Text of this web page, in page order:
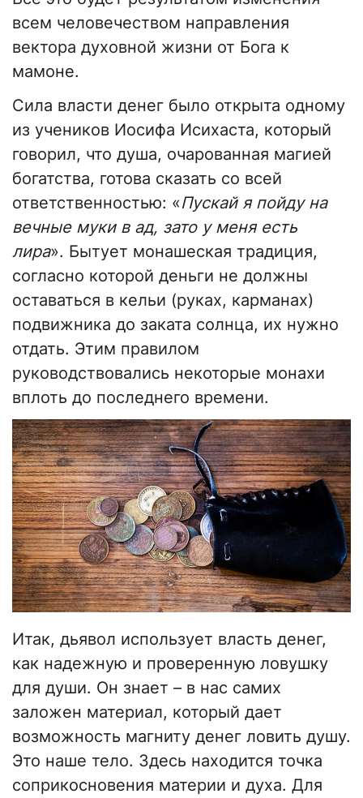
всем человечеством направления
вектора духовной жизни от Бога к
мамоне.
Сила власти денег было открыта одному
из учеников Иосифа Исихаста, который
говорил, что душа, очарованная магией
богатства, готова сказать со всей
ответственностью: «Пускай я пойду на
вечные муки в ад, зато у меня есть
лира». Бытует монашеская традиция,
согласно которой деньги не должны
оставаться в кельи (руках, карманах)
подвижника до заката солнца, их нужно
отдать. Этим правилом
руководствовались некоторые монахи
вплоть до последнего времени.
Итак, дьявол использует власть денег,
как надежную и проверенную ловушку
для души. Он знает – в нас самих
заложен материал, который дает
возможность магниту денег ловить душу.
Это наше тело. Здесь находится точка
соприкосновения материи и духа. Для